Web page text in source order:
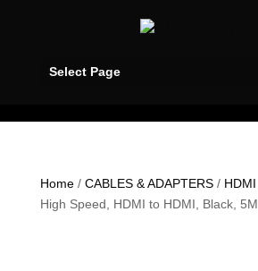
Select Page
Home/ CABLES & ADAPTERS/ HDMI
High Speed, HDMI to HDMI, Black, 5M